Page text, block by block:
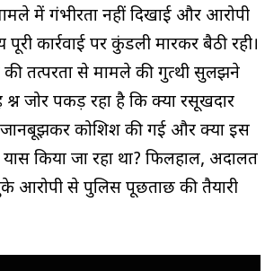
में गंभीरता नहीं दिखाई और आरोपी
कार्रवाई पर कुंडली मारकर बैठी रही।
तत्परता से मामले की गुत्थी सुलझने
जोर पकड़ रहा है कि क्या रसूखदार
जानबूझकर कोशिश की गई और क्या इस
किया जा रहा था? फिलहाल, अदालत
आरोपी से पुलिस पूछताछ की तैयारी